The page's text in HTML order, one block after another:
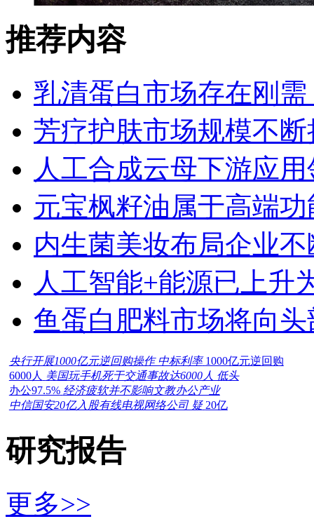
推荐内容
乳清蛋白市场存在刚
芳疗护肤市场规模不
人工合成云母下游应
元宝枫籽油属于高端
内生菌美妆布局企业
人工智能+能源已上升
鱼蛋白肥料市场将向
央行开展1000亿元逆回购操作 中标利率 1000亿元逆回购
6000人 美国玩手机死于交通事故达6000人 低头
办公97.5% 经济疲软并不影响文教办公产业
中信国安20亿入股有线电视网络公司 疑 20亿
研究报告
更多>>